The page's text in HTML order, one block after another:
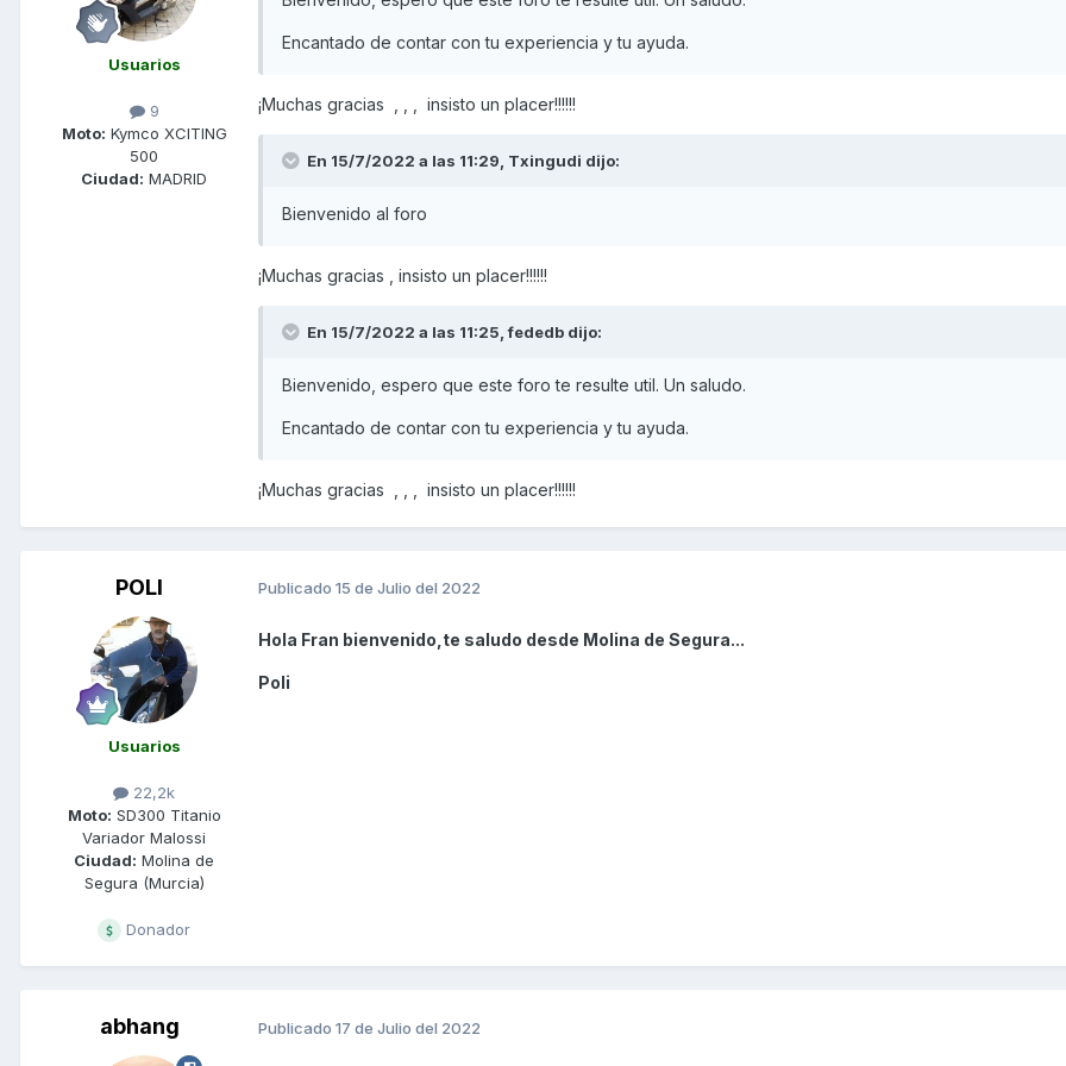
Usuarios
9
Moto: Kymco XCITING
500
Ciudad: MADRID
Encantado de contar con tu experiencia y tu ayuda.
¡Muchas gracias , , , insisto un placer!!!!!!
En 15/7/2022 a las 11:29, Txingudi dijo:
Bienvenido al foro
¡Muchas gracias , insisto un placer!!!!!!
En 15/7/2022 a las 11:25,fededb dijo:
Bienvenido, espero que este foro te resulte util. Un saludo.
Encantado de contar con tu experiencia y tu ayuda.
¡Muchas gracias , , , insisto un placer!!!!!!
POLI
Usuarios
22,2k
Moto: SD300 Titanio
Variador Malossi
Ciudad: Molina de
Segura (Murcia)
Donador
Publicado 15 de Julio del 2022
Hola Fran bienvenido,te saludo desde Molina de Segura...
Poli
abhang Publicado 17 de Julio del 2022